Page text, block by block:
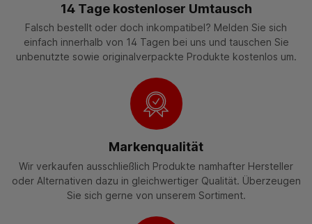
14 Tage kostenloser Umtausch
Falsch bestellt oder doch inkompatibel? Melden Sie sich
einfach innerhalb von 14 Tagen bei uns und tauschen Sie
unbenutzte sowie originalverpackte Produkte kostenlos um.
Markenqualität
Wir verkaufen ausschließlich Produkte namhafter Hersteller
oder Alternativen dazu in gleichwertiger Qualität. Überzeugen
Sie sich gerne von unserem Sortiment.